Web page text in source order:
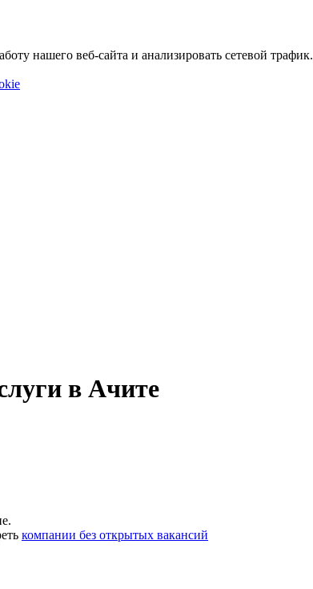
нашего веб-сайта и анализировать сетевой трафик.
в Ачите
компании без открытых вакансий